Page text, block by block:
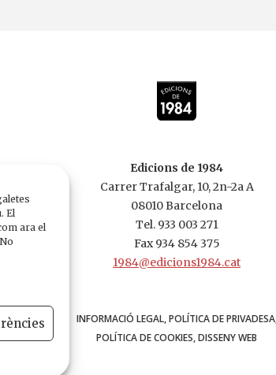
El
ara el
Edicions de 1984
Carrer Trafalgar, 10, 2n-2a A
08010 Barcelona
Tel. 933 003 271
Fax 934 854 375
1984@edicions1984.cat
INFORMACIÓ LEGAL POLÍTICA DE PRIVADESA
POLÍTICA DE COOKIES DISSENY WEB